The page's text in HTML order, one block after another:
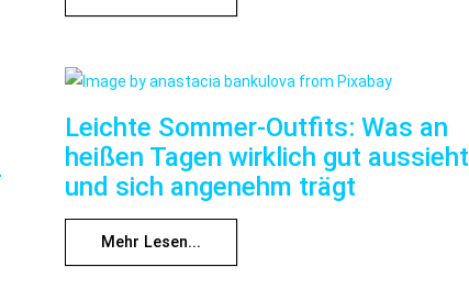
Leichte Sommer-Outfits: Was an
heißen Tagen wirklich gut aussieht
und sich angenehm trägt
Mehr Lesen...